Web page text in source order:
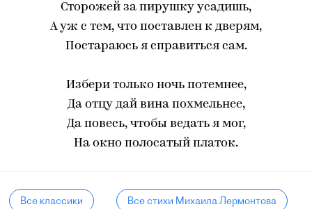
Сторожей за пирушку усадишь,
А уж с тем, что поставлен к дверям,
Постараюсь я справиться сам.
Избери только ночь потемнее,
Да отцу дай вина похмельнее,
Да повесь, чтобы ведать я мог,
На окно полосатый платок.
Все классики Все стихи Михаила Лермонтова